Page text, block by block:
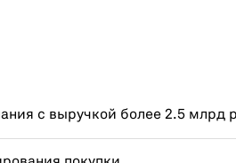
с выручкой более 2.5 млрд